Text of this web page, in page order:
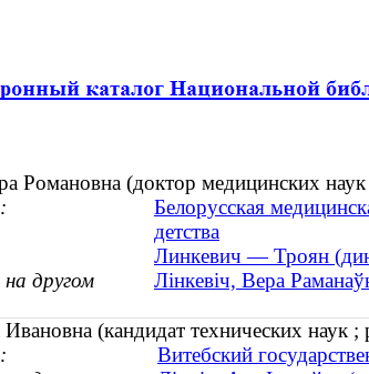
Романовна (доктор медицинских
Белорусская
детства
Линкевич — Троян
другом
Лінкевіч, Вера
(кандидат технических наук ;
Витебский